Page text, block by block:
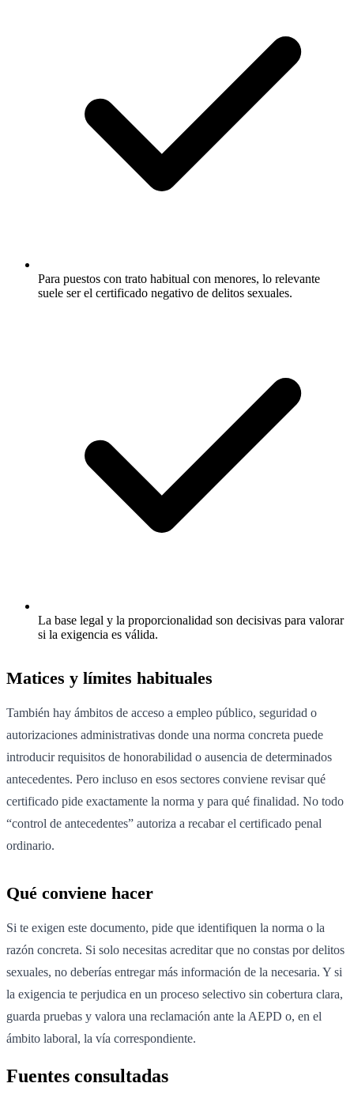
Para puestos con trato habitual con menores, lo relevante
suele ser el certificado negativo de delitos sexuales.
La base legal y la proporcionalidad son decisivas para valorar
si la exigencia es válida.
Matices y límites habituales
También hay ámbitos de acceso a empleo público, seguridad o
autorizaciones administrativas donde una norma concreta puede
introducir requisitos de honorabilidad o ausencia de determinados
antecedentes. Pero incluso en esos sectores conviene revisar qué
certificado pide exactamente la norma y para qué finalidad. No todo
“control de antecedentes” autoriza a recabar el certificado penal
ordinario.
Qué conviene hacer
Si te exigen este documento, pide que identifiquen la norma o la
razón concreta. Si solo necesitas acreditar que no constas por delitos
sexuales, no deberías entregar más información de la necesaria. Y si
la exigencia te perjudica en un proceso selectivo sin cobertura clara,
guarda pruebas y valora una reclamación ante la AEPD o, en el
ámbito laboral, la vía correspondiente.
Fuentes consultadas